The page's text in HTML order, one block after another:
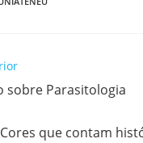
sobre Parasitologia
Cores que contam